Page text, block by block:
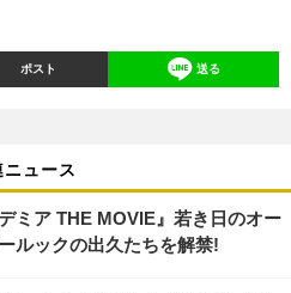
ポスト 送る
ニュース
ミア THE MOVIE』若き日のオー
ルックの出久たちを解禁!